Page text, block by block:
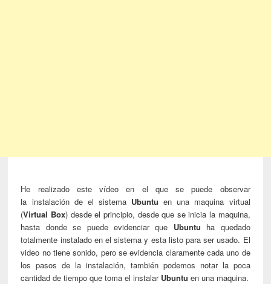
He realizado este vídeo en el que se puede observar
la instalación de el sistema Ubuntu en una maquina virtual
(Virtual Box) desde el principio, desde que se inicia la maquina,
hasta donde se puede evidenciar que Ubuntu ha quedado
totalmente instalado en el sistema y esta listo para ser usado. El
video no tiene sonido, pero se evidencia claramente cada uno de
los pasos de la instalación, también podemos notar la poca
cantidad de tiempo que toma el instalar Ubuntu en una maquina.